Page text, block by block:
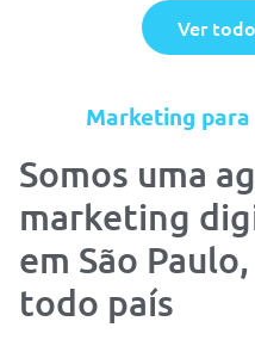
Ver
Marketing
Somos uma
marketing
em São
todo país